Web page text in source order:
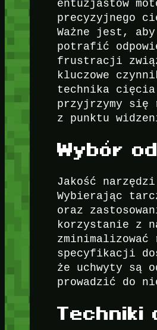
entuzjastów
precyzyjnego
Ważne jest,
potrafić
frustracji
kluczowe
technika cięcia
przyjrzymy się
z punktu
Wybór
Jakość
Wybierając
oraz
korzystanie z
specyfikacji
że uchwyty są
prowadzić do
Techniki